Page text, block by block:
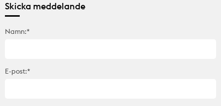
Skicka meddelande
Namn:*
E-post:*